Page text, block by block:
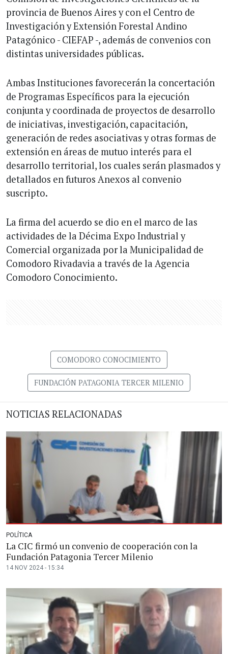
provincia de Buenos Aires y con el Centro de
Investigación y Extensión Forestal Andino
Patagónico - CIEFAP -, además de convenios con
distintas universidades públicas.
Ambas Instituciones favorecerán la concertación
de Programas Específicos para la ejecución
conjunta y coordinada de proyectos de desarrollo
de iniciativas, investigación, capacitación,
generación de redes asociativas y otras formas de
extensión en áreas de mutuo interés para el
desarrollo territorial, los cuales serán plasmados y
detallados en futuros Anexos al convenio
suscripto.
La firma del acuerdo se dio en el marco de las
actividades de la Décima Expo Industrial y
Comercial organizada por la Municipalidad de
Comodoro Rivadavia a través de la Agencia
Comodoro Conocimiento.
COMODORO CONOCIMIENTO
FUNDACIÓN PATAGONIA TERCER MILENIO
NOTICIAS RELACIONADAS
POLÍTICA
La CIC firmó un convenio de cooperación con la
Fundación Patagonia Tercer Milenio
14 NOV 2024 - 15:34